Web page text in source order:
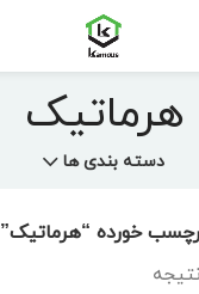
هرماتیک
دسته بندی ها
خورده “هرماتیک”